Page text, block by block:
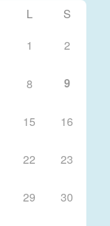
L
S
1 2
8 9
15 16
22 23
29 30